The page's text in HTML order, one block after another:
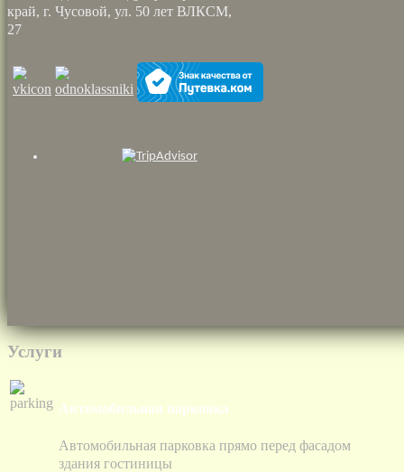
край, г. Чусовой, ул. 50 лет ВЛКСМ,
27
Услуги
Автомобильная парковка
Автомобильная парковка прямо перед фасадом
здания гостиницы